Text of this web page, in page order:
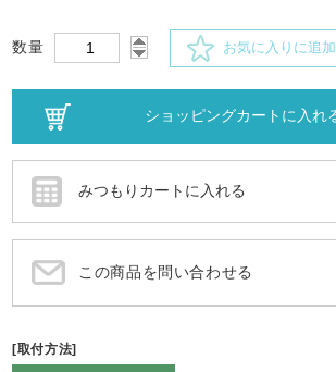
数量 お気に入りに追加
この商品を問い合わせる
[取付方法]